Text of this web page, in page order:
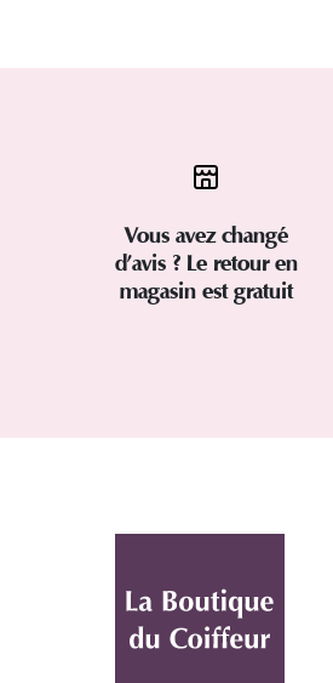
Vous avez changé
d’avis ? Le retour en
magasin est gratuit